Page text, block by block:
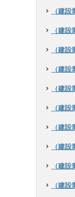
（建
（建
（建
（建
（建
（建
（建
（建
（建
（建